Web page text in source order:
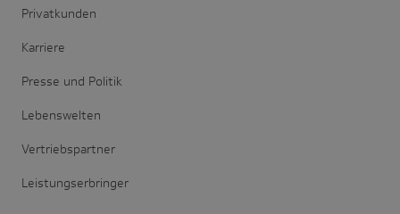
Privatkunden
Karriere
Presse und Politik
Lebenswelten
Vertriebspartner
Leistungserbringer